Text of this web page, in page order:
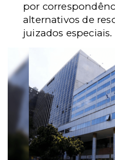
por
alternativos de
juizados especiais.